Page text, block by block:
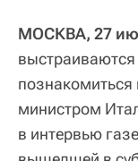
МОСКВА, 27
выстраиваются
министром
в интервью